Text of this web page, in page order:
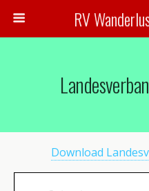
RV
Download